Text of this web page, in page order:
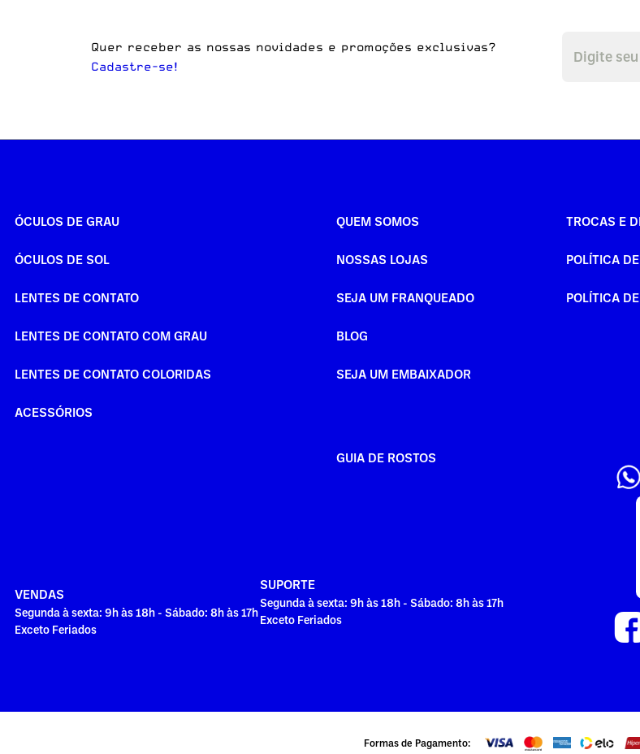
Quer receber as nossas novidades e promoções exclusivas?
Cadastre-se!
ÓCULOS DE GRAU
ÓCULOS DE SOL
LENTES DE CONTATO
LENTES DE CONTATO COM GRAU
LENTES DE CONTATO COLORIDAS
ACESSÓRIOS
VENDAS
Segunda à sexta: 9h às 18h - Sábado: 8h às 17h
Exceto Feriados
QUEM SOMOS
NOSSAS LOJAS
SEJA UM FRANQUEADO
BLOG
SEJA UM EMBAIXADOR
GUIA DE ROSTOS
SUPORTE
Segunda à sexta: 9h às 18h - Sábado: 8h às 17h
Exceto Feriados
TROCAS E
POLÍTICA
POLÍTICA
Formas de Pagamento: